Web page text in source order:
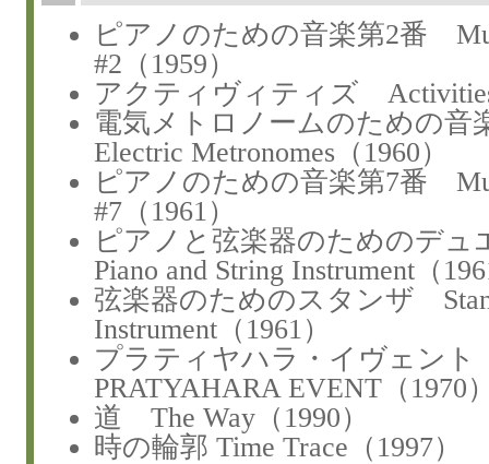
ピアノのための音楽第2番
#2（1959）
アクティヴィティズ
電気メトロノームのための
Electric Metronomes（1960）
ピアノのための音楽第7番
#7（1961）
ピアノと弦楽器のためのデ
Piano and String Instrument（
弦楽器のためのスタンザ
Instrument（1961）
プラティヤハラ・イヴェ
PRATYAHARA EVENT（1970
道 The Way（1990）
時の輪郭 Time Trace（1997）